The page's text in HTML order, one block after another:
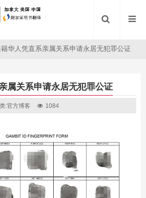
籍华人凭直系亲属关系申请永居无犯罪公证
属关系申请永居无犯罪公证
:官方博客 1084